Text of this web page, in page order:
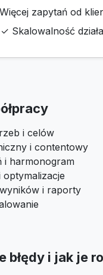
zapytań od
✓ Skalowalność
i celów
i contentowy
i harmonogram
optymalizacje
i raporty
błędy i jak je